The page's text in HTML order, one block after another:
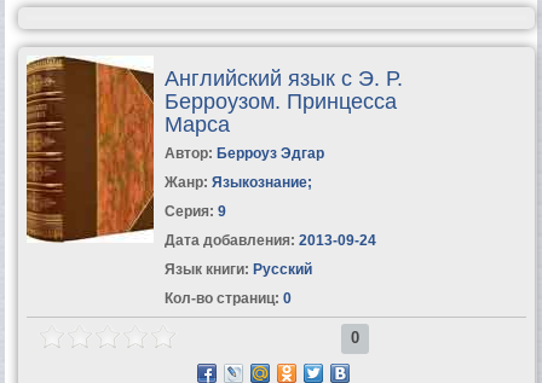
Английский язык с Э. Р.
Берроузом. Принцесса
Марса
Автор: Берроуз Эдгар
Жанр: Языкознание;
Серия: 9
Дата добавления: 2013-09-24
Язык книги: Русский
Кол-во страниц: 0
0